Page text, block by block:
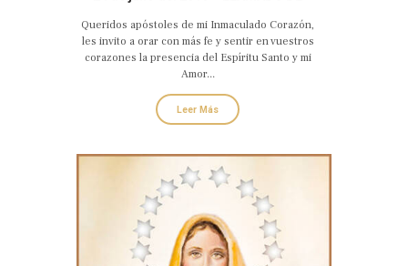
DOLOROSO E INMACULADO DE MARÍA
Queridos apóstoles de mi Inmaculado Corazón,
les invito a orar con más fe y sentir en vuestros
corazones la presencia del Espíritu Santo y mi
Amor...
Leer Más